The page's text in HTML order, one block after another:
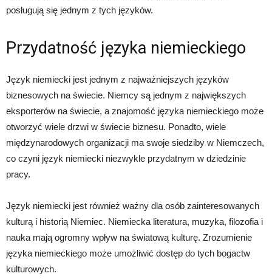
posługują się jednym z tych języków.
Przydatność języka niemieckiego
Język niemiecki jest jednym z najważniejszych języków
biznesowych na świecie. Niemcy są jednym z największych
eksporterów na świecie, a znajomość języka niemieckiego może
otworzyć wiele drzwi w świecie biznesu. Ponadto, wiele
międzynarodowych organizacji ma swoje siedziby w Niemczech,
co czyni język niemiecki niezwykle przydatnym w dziedzinie
pracy.
Język niemiecki jest również ważny dla osób zainteresowanych
kulturą i historią Niemiec. Niemiecka literatura, muzyka, filozofia i
nauka mają ogromny wpływ na światową kulturę. Zrozumienie
języka niemieckiego może umożliwić dostęp do tych bogactw
kulturowych.